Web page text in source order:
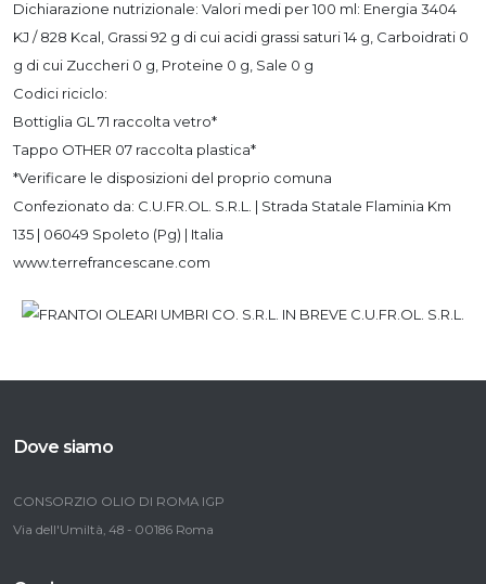
Dichiarazione nutrizionale: Valori medi per 100 ml: Energia 3404
KJ / 828 Kcal, Grassi 92 g di cui acidi grassi saturi 14 g, Carboidrati 0
g di cui Zuccheri 0 g, Proteine 0 g, Sale 0 g
Codici riciclo:
Bottiglia GL 71 raccolta vetro*
Tappo OTHER 07 raccolta plastica*
*Verificare le disposizioni del proprio comuna
Confezionato da: C.U.FR.OL. S.R.L. | Strada Statale Flaminia Km
135 | 06049 Spoleto (Pg) | Italia
www.terrefrancescane.com
Dove siamo
CONSORZIO OLIO DI ROMA IGP
Via dell'Umiltà, 48 - 00186 Roma